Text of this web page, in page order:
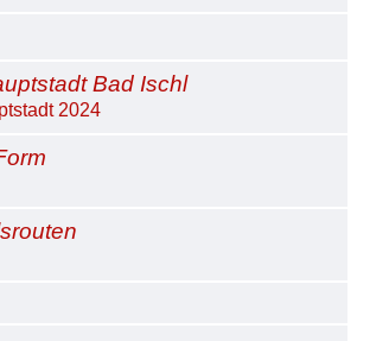
Bad Ischl
2024